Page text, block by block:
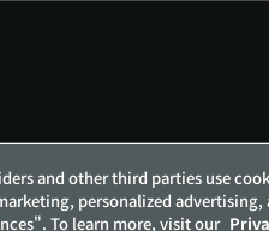
保護方針 お客様の個人情
and other third parties use
personalized advertising,
To learn more, visit our